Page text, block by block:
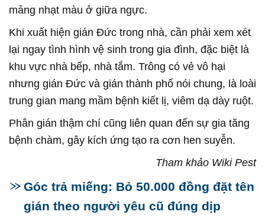
mảng nhạt màu ở giữa ngực.
Khi xuất hiện gián Đức trong nhà, cần phải xem xét
lại ngay tình hình vệ sinh trong gia đình, đặc biệt là
khu vực nhà bếp, nhà tắm. Trông có vẻ vô hại
nhưng gián Đức và gián thành phố nói chung, là loài
trung gian mang mầm bệnh kiết lị, viêm dạ dày ruột.
Phân gián thậm chí cũng liên quan đến sự gia tăng
bệnh chàm, gây kích ứng tạo ra cơn hen suyễn.
Tham khảo Wiki Pest
Góc trả miếng: Bỏ 50.000 đồng đặt tên
gián theo người yêu cũ đúng dịp